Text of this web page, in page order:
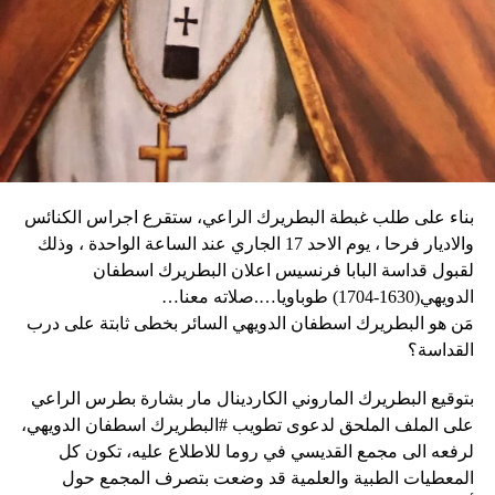
يقوم بدعاية للحم الخنزير المحلّي قبل أن يؤكد «أحب الجبن
كثيراً».
وكان شي قد كرّر الإثنين رغبته في العمل بهدف التوصل إلى حلّ
سياسي للحرب في أوكرانيا. وأيّد «هدنة أولمبية» دعا إليها
ماكرون لمناسبة أولمبياد باريس هذا الصيف.
نداء الوطن
العنف.
وأغلقت المدارس والعديد من الشركات في العاصمة أبوابها يوم
الثلاثاء، كما أبلغ عن أعمال نهب في بعض الأحياء.
وقال دارين: “المواطنون في حالة رعب، على الرغم من أن
زعيم العصابة جيمي شيريزير دعا المواطنين إلى عدم الخوف
عندما رأوا عصابته تحمل أسلحة، وقال إنهم يريدون فقط الإطاحة
وحاولت مجموعة من أفراد العصابات المدججين بالسلاح، يوم
الإثنين، السيطرة على مطار توسان لوفرتور الدولي، الأكبر في
البلاد، وتبادلوا إطلاق النار مع الشرطة والجنود، مما أدى إلى
إلغاء جميع الرحلات الداخلية والدولية.
ألف شخص من منازلهم منذ عطلة نهاية الأسبوع بسبب أعمال
العنف.
بناء على طلب غبطة البطريرك الراعي، ستقرع اجراس الكنائس
والاديار فرحا ، يوم الاحد 17 الجاري عند الساعة الواحدة ، وذلك
لقبول قداسة البابا فرنسيس اعلان البطريرك اسطفان
الدويهي(1630-1704) طوباويا….صلاته معنا…
مَن هو البطريرك اسطفان الدويهي السائر بخطى ثابتة على درب
القداسة؟
بتوقيع البطريرك الماروني الكاردينال مار بشارة بطرس الراعي
على الملف الملحق لدعوى تطويب #البطريرك اسطفان الدويهي،
لرفعه الى مجمع القديسي في روما للاطلاع عليه، تكون كل
المعطيات الطبية والعلمية قد وضعت بتصرف المجمع حول